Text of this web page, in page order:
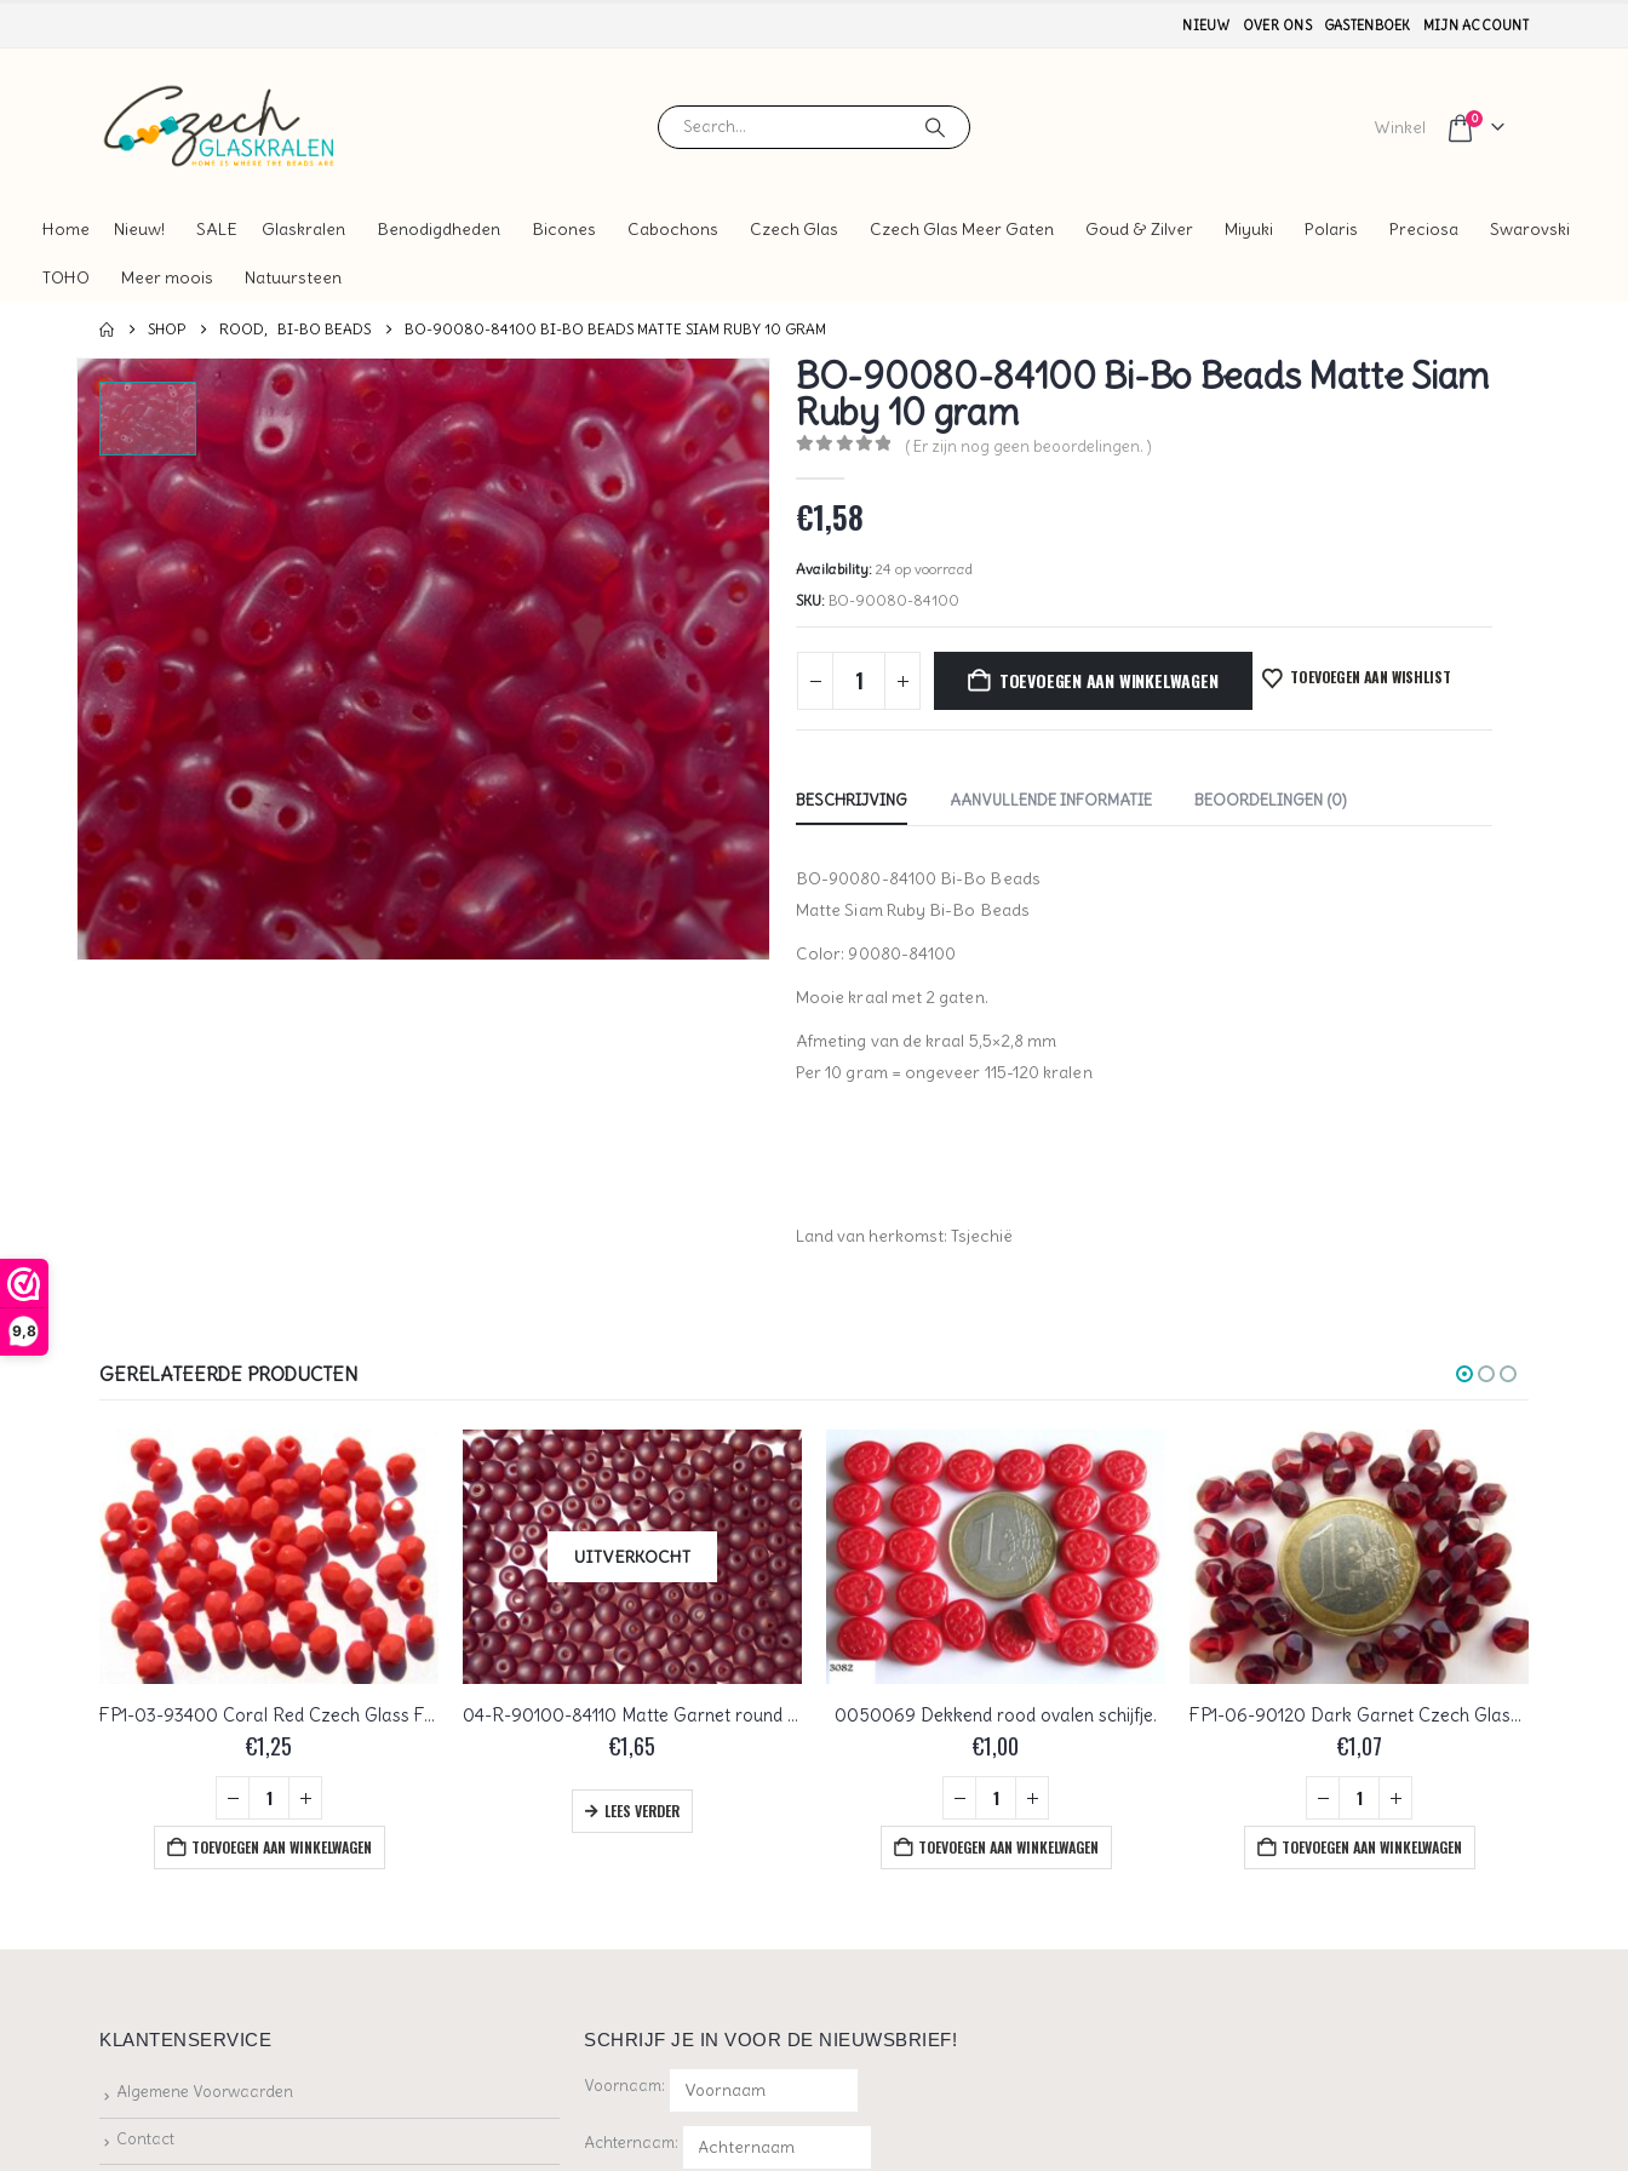
9,8
NIEUW OVER ONS GASTENBOEK MIJN ACCOUNT
Winkel 0
Home Nieuw! SALE Glaskralen Benodigdheden Bicones Cabochons Czech Glas Czech Glas Meer Gaten Goud & Zilver Miyuki Polaris Preciosa Swarovski
TOHO Meer moois Natuursteen
SHOP ROOD, BI-BO BEADS BO-90080-84100 BI-BO BEADS MATTE SIAM RUBY 10 GRAM
BO-90080-84100 Bi-Bo Beads Matte Siam
Ruby 10 gram
( Er zijn nog geen beoordelingen. )
€1,58
Availability: 24 op voorraad
SKU: BO-90080-84100
TOEVOEGEN AAN WINKELWAGEN TOEVOEGEN AAN WISHLIST
BESCHRIJVING AANVULLENDE INFORMATIE BEOORDELINGEN (0)
BO-90080-84100 Bi-Bo Beads
Matte Siam Ruby Bi-Bo Beads
Color: 90080-84100
Mooie kraal met 2 gaten.
Afmeting van de kraal 5,5×2,8 mm
Per 10 gram = ongeveer 115-120 kralen
Land van herkomst: Tsjechië
GERELATEERDE PRODUCTEN
FP1-03-93400 Coral Red Czech Glass Facet Firepolish 3mm 50 stuks
€1,25
TOEVOEGEN AAN WINKELWAGEN
UITVERKOCHT
04-R-90100-84110 Matte Garnet round 4 mm. 100 Pc.
€1,65
LEES VERDER
0050069 Dekkend rood ovalen schijfje.
€1,00
TOEVOEGEN AAN WINKELWAGEN
FP1-06-90120 Dark Garnet Czech Glass Facet Firepolish 6 mm 25 stuks
€1,07
TOEVOEGEN AAN WINKELWAGEN
KLANTENSERVICE
Algemene Voorwaarden
Contact
SCHRIJF JE IN VOOR DE NIEUWSBRIEF!
Voornaam:
Achternaam: